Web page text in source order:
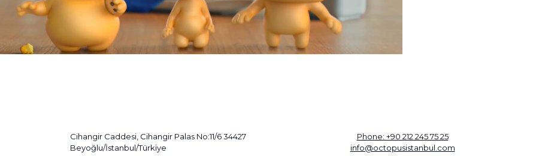
Cihangir Caddesi, Cihangir Palas No:11/6 34427
Beyoğlu/İstanbul/Türkiye
Phone: +90 212 245 75 25
info@octopusistanbul.com